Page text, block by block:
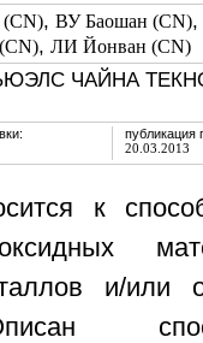
, ВУ Баошан (CN),
, ЛИ Йонван (CN)
ЧАЙНА
публикация
20.03.2013
к
и/или